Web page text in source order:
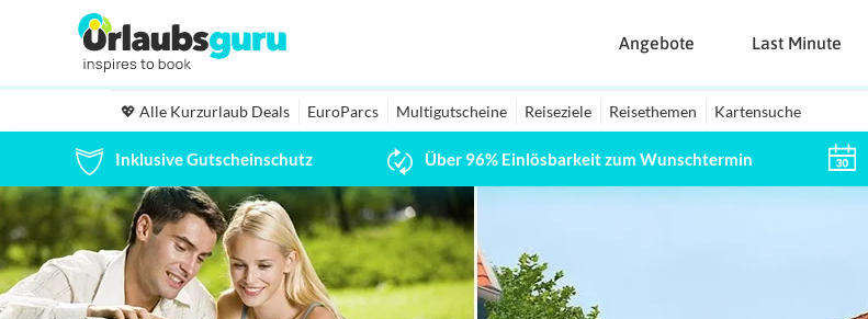
Angebote Last Minute
💖 Alle Kurzurlaub Deals EuroParcs Multigutscheine Reiseziele Reisethemen Kartensuche
Inklusive Gutscheinschutz Über 96% Einlösbarkeit zum Wunschtermin